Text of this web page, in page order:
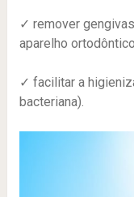
✓ remover
aparelho
✓ facilitar a
bacteriana).